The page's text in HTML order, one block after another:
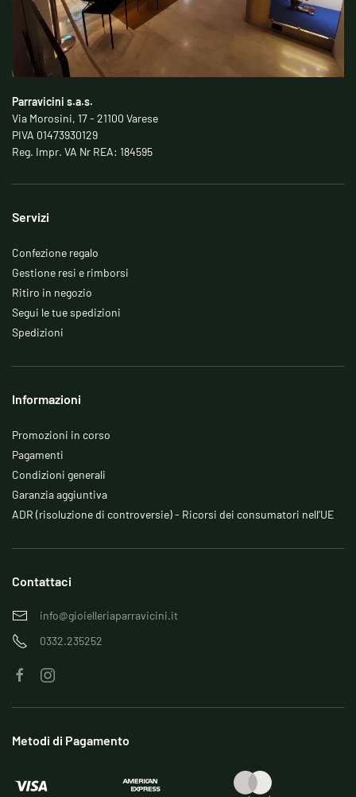
Parravicini s.a.s.
Via Morosini, 17 - 21100 Varese
PIVA 01473930129
Reg. Impr. VA Nr REA: 184595
Servizi
Confezione regalo
Gestione resi e rimborsi
Ritiro in negozio
Segui le tue spedizioni
Spedizioni
Informazioni
Promozioni in corso
Pagamenti
Condizioni generali
Garanzia aggiuntiva
ADR (risoluzione di controversie) - Ricorsi dei consumatori nell’UE
Contattaci
info@gioielleriaparravicini.it
0332.235252
Metodi di Pagamento